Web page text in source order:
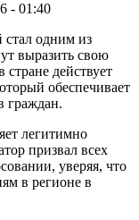
- 01:40
одним из
выразить свою
действует
обеспечивает
граждан.
легитимно
призвал всех
уверяя, что
в регионе в